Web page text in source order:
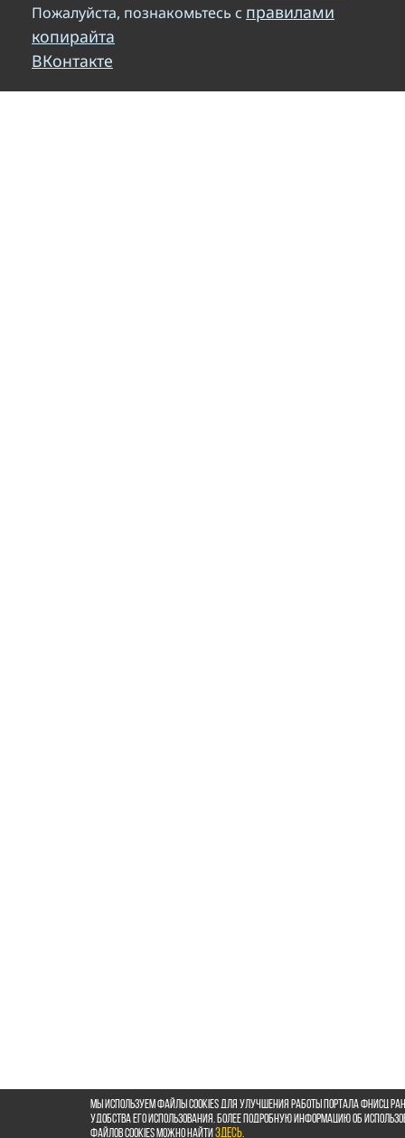
Пожалуйста, познакомьтесь с правилами
копирайта
ВКонтакте
Мы используем файлы cookies для улучшения работы портала ФНИСЦ
удобства его использования. Более подробную информацию об
файлов cookies можно найтиздесь.